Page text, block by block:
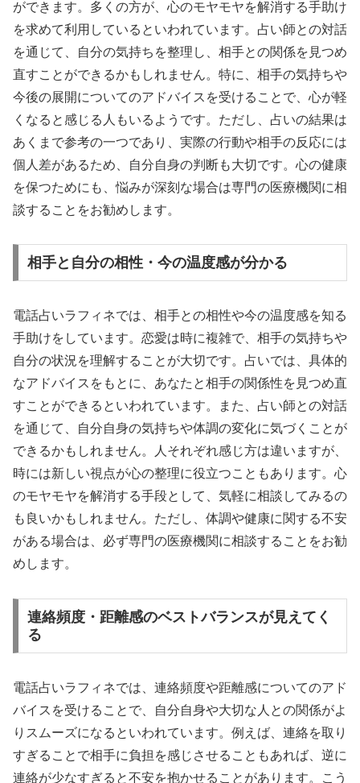
ができます。多くの方が、心のモヤモヤを解消する手助け
を求めて利用しているといわれています。占い師との対話
を通じて、自分の気持ちを整理し、相手との関係を見つめ
直すことができるかもしれません。特に、相手の気持ちや
今後の展開についてのアドバイスを受けることで、心が軽
くなると感じる人もいるようです。ただし、占いの結果は
あくまで参考の一つであり、実際の行動や相手の反応には
個人差があるため、自分自身の判断も大切です。心の健康
を保つためにも、悩みが深刻な場合は専門の医療機関に相
談することをお勧めします。
相手と自分の相性・今の温度感が分かる
電話占いラフィネでは、相手との相性や今の温度感を知る
手助けをしています。恋愛は時に複雑で、相手の気持ちや
自分の状況を理解することが大切です。占いでは、具体的
なアドバイスをもとに、あなたと相手の関係性を見つめ直
すことができるといわれています。また、占い師との対話
を通じて、自分自身の気持ちや体調の変化に気づくことが
できるかもしれません。人それぞれ感じ方は違いますが、
時には新しい視点が心の整理に役立つこともあります。心
のモヤモヤを解消する手段として、気軽に相談してみるの
も良いかもしれません。ただし、体調や健康に関する不安
がある場合は、必ず専門の医療機関に相談することをお勧
めします。
連絡頻度・距離感のベストバランスが見えてく
る
電話占いラフィネでは、連絡頻度や距離感についてのアド
バイスを受けることで、自分自身や大切な人との関係がよ
りスムーズになるといわれています。例えば、連絡を取り
すぎることで相手に負担を感じさせることもあれば、逆に
連絡が少なすぎると不安を抱かせることがあります。こう